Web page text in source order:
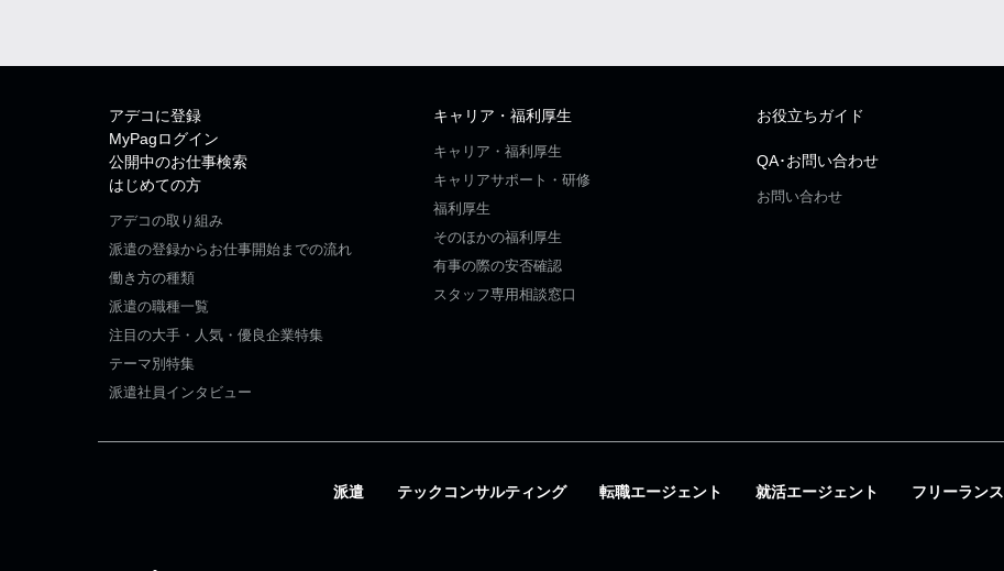
アデコに登録
MyPagログイン
公開中のお仕事検索
はじめての方
アデコの取り組み
派遣の登録からお仕事開始までの流れ
働き方の種類
派遣の職種一覧
注目の大手・人気・優良企業特集
テーマ別特集
派遣社員インタビュー
キャリア・福利厚生
キャリア・福利厚生
キャリアサポート・研修
福利厚生
そのほかの福利厚生
有事の際の安否確認
スタッフ専用相談窓口
お役立ちガイド
QA･お問い合わせ
お問い合わせ
派遣 テックコンサルティング 転職エージェント 就活エージェント フリーランス